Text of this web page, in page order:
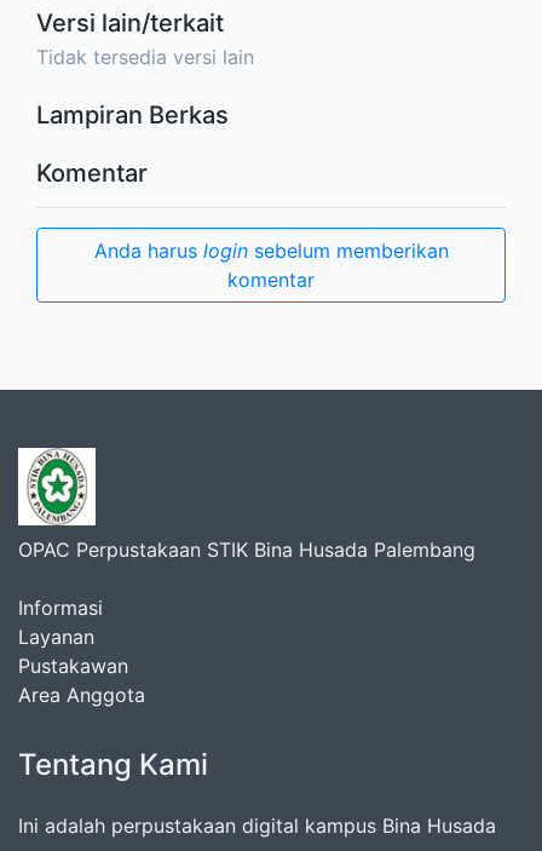
Versi lain/terkait
Tidak tersedia versi lain
Lampiran Berkas
Komentar
Anda harus loginsebelum memberikan
komentar
OPAC Perpustakaan STIK Bina Husada Palembang
Informasi
Layanan
Pustakawan
Area Anggota
Tentang Kami
Ini adalah perpustakaan digital kampus Bina Husada